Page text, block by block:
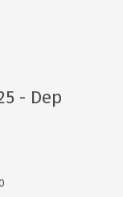
- Dep